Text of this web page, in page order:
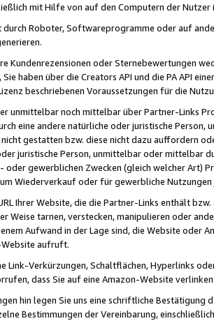
mit Hilfe von auf den Computern der
durch Roboter, Softwareprogramme oder auf
Kundenrezensionen oder Sternebewertungen
Sie haben über die Creators API und die PA API
beschriebenen Voraussetzungen für die
unmittelbar noch mittelbar über Partner-Links
eine andere natürliche oder juristische
gestatten bzw. diese nicht dazu auffordern
juristische Person, unmittelbar oder mittelbar
oder gewerblichen Zwecken (gleich welcher Art)
Wiederverkauf oder für gewerbliche
Ihrer Website, die die Partner-Links enthält
Weise tarnen, verstecken, manipulieren oder
Aufwand in der Lage sind, die Website oder
Website aufruft.
Link-Verkürzungen, Schaltflächen, Hyperlinks
dass Sie auf eine Amazon-Website
hin legen Sie uns eine schriftliche
Bestimmungen der Vereinbarung,